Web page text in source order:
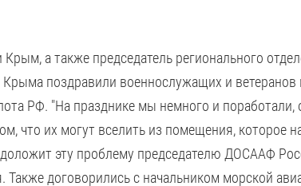
а также председатель регионального
поздравили военнослужащих и
РФ. "На празднике мы немного и поработали,
что их могут вселить из помещения, которое
эту проблему председателю ДОСААФ
договорились с начальником морской